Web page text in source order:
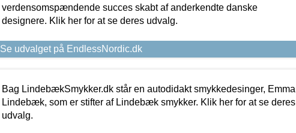
verdensomspændende succes skabt af anderkendte danske
designere. Klik her for at se deres udvalg.
Se udvalget på EndlessNordic.dk
Bag LindebækSmykker.dk står en autodidakt smykkedesinger, Emma
Lindebæk, som er stifter af Lindebæk smykker. Klik her for at se deres
udvalg.